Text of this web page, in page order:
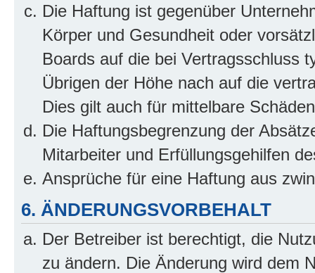
Die Haftung ist gegenüber
Körper und Gesundheit oder
Boards auf die bei Vertragsschluss
Übrigen der Höhe nach auf die
Dies gilt auch für mittelbare
Die Haftungsbegrenzung der
Mitarbeiter und Erfüllungsgehilfen
Ansprüche für eine Haftung aus
6. ÄNDERUNGSVORBEHALT
Der Betreiber ist berechtigt, die
zu ändern. Die Änderung wird dem